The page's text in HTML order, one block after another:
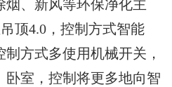
烟、新风等环保净化主
顶4.0，控制方式智能
方式多使用机械开关，
卧室，控制将更多地向智